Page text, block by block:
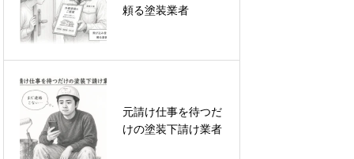
頼る塗装業者
元請け仕事を待つだ
けの塗装下請け業者
ためのホームページ
塗装業下請け脱却は
「覚悟」より「仕組